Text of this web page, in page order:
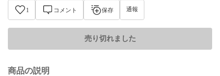
1 コメント 保存 通報
売り切れました
商品の説明